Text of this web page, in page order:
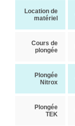
Location de
matériel
Cours de
plongée
Plongée
Nitrox
Plongée
TEK